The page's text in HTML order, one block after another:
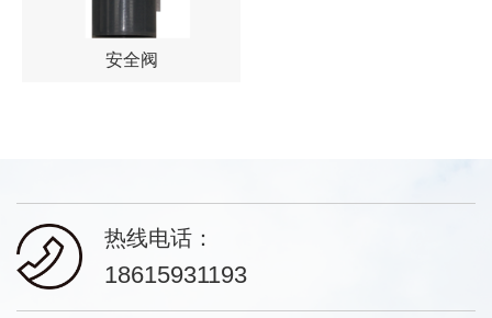
安全阀
热线电话：
18615931193